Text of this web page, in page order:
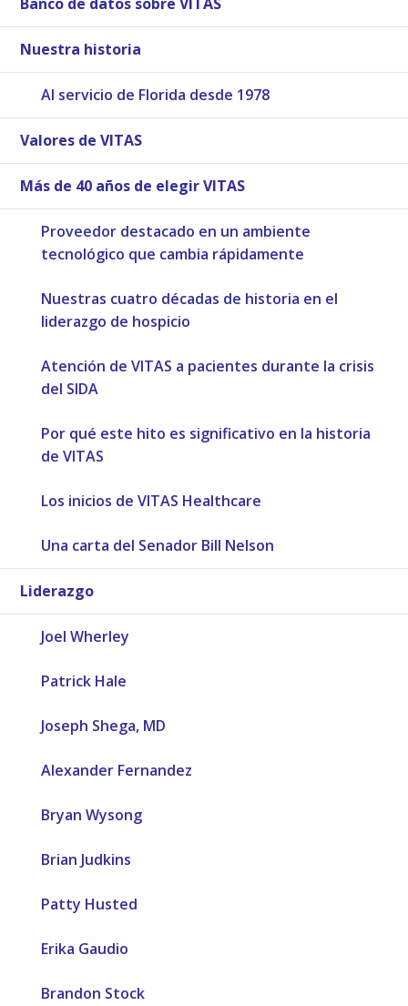
Nuestra historia
Al servicio de Florida desde 1978
Valores de VITAS
Más de 40 años de elegir VITAS
Proveedor destacado en un ambiente
tecnológico que cambia rápidamente
Nuestras cuatro décadas de historia en el
liderazgo de hospicio
Atención de VITAS a pacientes durante la crisis
del SIDA
Por qué este hito es significativo en la historia
de VITAS
Los inicios de VITAS Healthcare
Una carta del Senador Bill Nelson
Liderazgo
Joel Wherley
Patrick Hale
Joseph Shega, MD
Alexander Fernandez
Bryan Wysong
Brian Judkins
Patty Husted
Erika Gaudio
Brandon Stock